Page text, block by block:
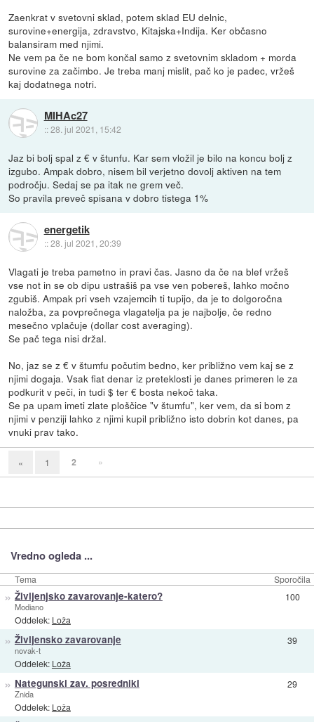
Zaenkrat v svetovni sklad, potem sklad EU delnic,
surovine+energija, zdravstvo, Kitajska+Indija. Ker občasno
balansiram med njimi.
Ne vem pa če ne bom končal samo z svetovnim skladom + morda
surovine za začimbo. Je treba manj mislit, pač ko je padec, vržeš
kaj dodatnega notri.
MIHAc27
::28. jul 2021, 15:42
Jaz bi bolj spal z € v štunfu. Kar sem vložil je bilo na koncu bolj z
izgubo. Ampak dobro, nisem bil verjetno dovolj aktiven na tem
področju. Sedaj se pa itak ne grem več.
So pravila preveč spisana v dobro tistega 1%
energetik
::28. jul 2021, 20:39
Vlagati je treba pametno in pravi čas. Jasno da če na blef vržeš
vse not in se ob dipu ustrašiš pa vse ven pobereš, lahko močno
zgubiš. Ampak pri vseh vzajemcih ti tupijo, da je to dolgoročna
naložba, za povprečnega vlagatelja pa je najbolje, če redno
mesečno vplačuje (dollar cost averaging).
Se pač tega nisi držal.
No, jaz se z € v štumfu počutim bedno, ker približno vem kaj se z
njimi dogaja. Vsak fiat denar iz preteklosti je danes primeren le za
podkurit v peči, in tudi $ ter € bosta nekoč taka.
Se pa upam imeti zlate ploščice "v štumfu", ker vem, da si bom z
njimi v penziji lahko z njimi kupil približno isto dobrin kot danes, pa
vnuki prav tako.
« 1 2 »
Vredno ogleda ...
Tema Sporočila
» Življenjsko zavarovanje-katero?
Modiano
Oddelek: Loža
100
» Življensko zavarovanje
novak-t
Oddelek: Loža
39
» Nategunski zav. posredniki
Znida
Oddelek: Loža
29